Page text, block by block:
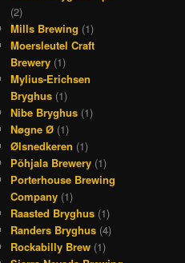
(2)
Mills Brewing (1)
Moersleutel Craft
Brewery (1)
Mylius-Erichsen
Bryghus (1)
Nibe Bryghus (1)
Nøgne Ø (1)
Ølsnedkeren (1)
Põhjala Brewery (1)
Porterhouse Brewing
Company (1)
Raasted Bryghus (1)
Randers Bryghus (4)
Rockabilly Brew (1)